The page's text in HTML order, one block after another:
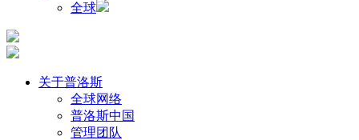
全球
关于普洛斯
全球网络
普洛斯中国
管理团队